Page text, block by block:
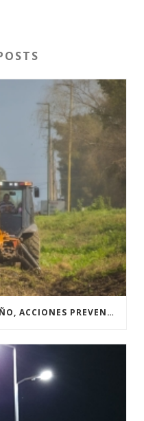
PUERTO: FENÓMENO DEL NIÑO, ACCIONES PREVENTIVAS Y OBRAS.